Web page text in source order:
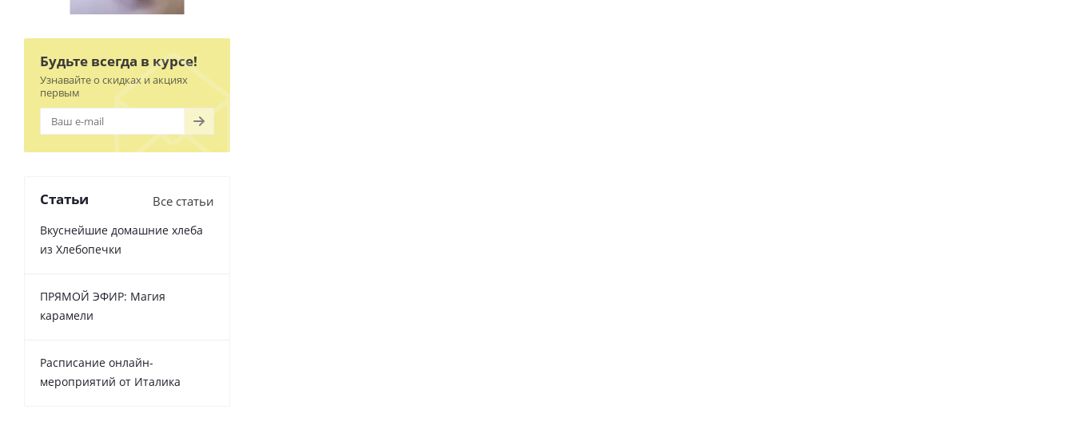
Будьте всегда в курсе!
Узнавайте о скидках и акциях
первым
Статьи Все статьи
Вкуснейшие домашние хлеба
из Хлебопечки
ПРЯМОЙ ЭФИР: Магия
карамели
Расписание онлайн-
мероприятий от Италика